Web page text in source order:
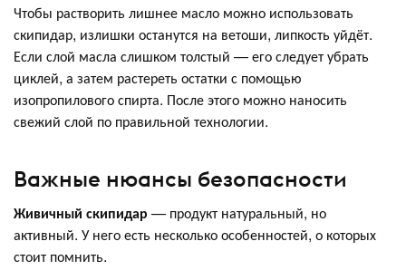
Чтобы растворить лишнее масло можно использовать
скипидар, излишки останутся на ветоши, липкость уйдёт.
Если слой масла слишком толстый — его следует убрать
циклей, а затем растереть остатки с помощью
изопропилового спирта. После этого можно наносить
свежий слой по правильной технологии.
Важные нюансы безопасности
Живичный скипидар — продукт натуральный, но
активный. У него есть несколько особенностей, о которых
стоит помнить.